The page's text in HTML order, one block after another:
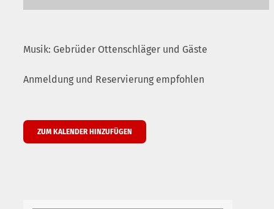
Musik: Gebrüder Ottenschläger und Gäste
Anmeldung und Reservierung empfohlen
ZUM KALENDER HINZUFÜGEN